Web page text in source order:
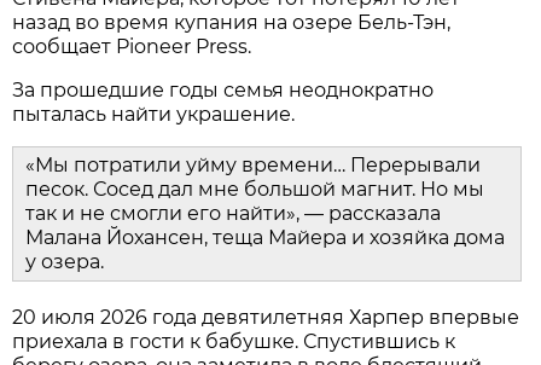
назад во время купания на озере Бель-Тэн,
сообщает Pioneer Press.
За прошедшие годы семья неоднократно
пыталась найти украшение.
«Мы потратили уйму времени… Перерывали
песок. Сосед дал мне большой магнит. Но мы
так и не смогли его найти», — рассказала
Малана Йохансен, теща Майера и хозяйка дома
у озера.
20 июля 2026 года девятилетняя Харпер впервые
приехала в гости к бабушке. Спустившись к